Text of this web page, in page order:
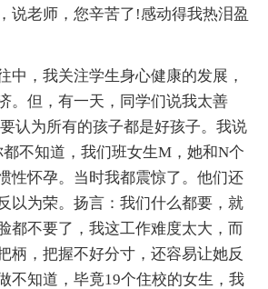
说老师，您辛苦了!感动得我热泪盈
，我关注学生身心健康的发展，
。但，有一天，同学们说我太善
认为所有的孩子都是好孩子。我说
不知道，我们班女生M，她和N个
性怀孕。当时我都震惊了。他们还
以为荣。扬言：我们什么都要，就
都不要了，我这工作难度太大，而
柄，把握不好分寸，还容易让她反
不知道，毕竟19个住校的女生，我